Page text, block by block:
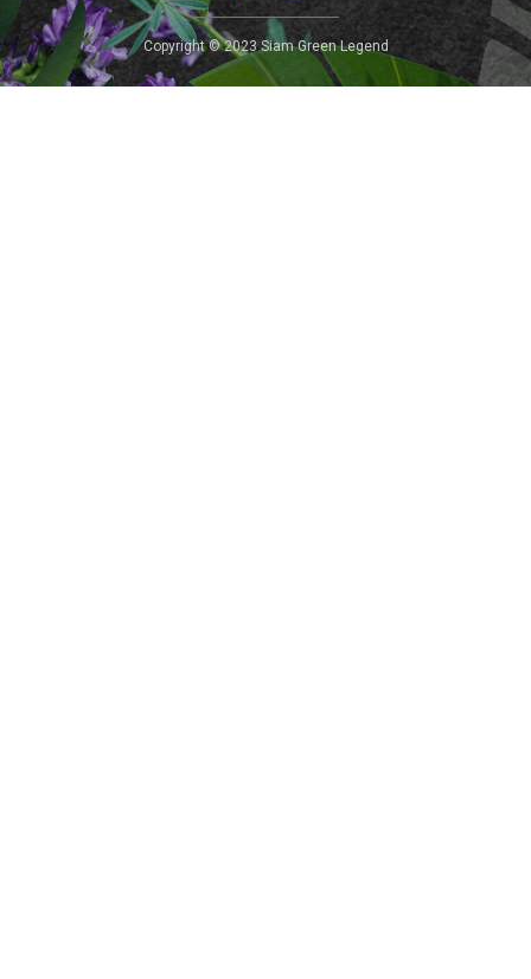
Copyright © 2023 Siam Green Legend